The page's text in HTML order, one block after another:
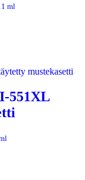
ml
551XL